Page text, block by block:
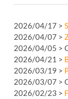
2026/04/17 >
2026/04/07 >
2026/04/05 >
2026/04/21 >
2026/03/19 >
2026/03/07 >
2026/02/23 >